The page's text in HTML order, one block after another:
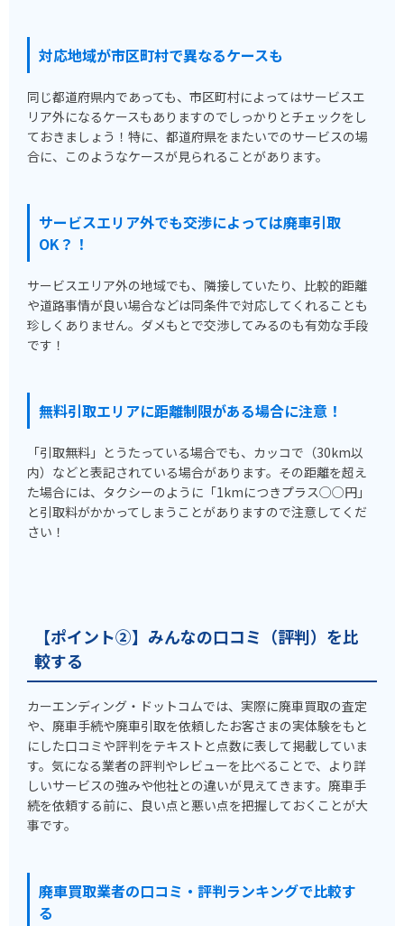
対応地域が市区町村で異なるケースも
同じ都道府県内であっても、市区町村によってはサービスエ
リア外になるケースもありますのでしっかりとチェックをし
ておきましょう！特に、都道府県をまたいでのサービスの場
合に、このようなケースが見られることがあります。
サービスエリア外でも交渉によっては廃車引取
OK？！
サービスエリア外の地域でも、隣接していたり、比較的距離
や道路事情が良い場合などは同条件で対応してくれることも
珍しくありません。ダメもとで交渉してみるのも有効な手段
です！
無料引取エリアに距離制限がある場合に注意！
「引取無料」とうたっている場合でも、カッコで（30km以
内）などと表記されている場合があります。その距離を超え
た場合には、タクシーのように「1kmにつきプラス○○円」
と引取料がかかってしまうことがありますので注意してくだ
さい！
【ポイント②】みんなの口コミ（評判）を比
較する
カーエンディング・ドットコムでは、実際に廃車買取の査定
や、廃車手続や廃車引取を依頼したお客さまの実体験をもと
にした口コミや評判をテキストと点数に表して掲載していま
す。気になる業者の評判やレビューを比べることで、より詳
しいサービスの強みや他社との違いが見えてきます。廃車手
続を依頼する前に、良い点と悪い点を把握しておくことが大
事です。
廃車買取業者の口コミ・評判ランキングで比較す
る